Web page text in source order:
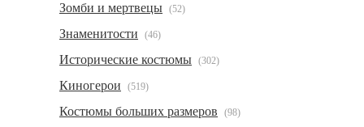
Зомби и мертвецы (52)
Знаменитости (46)
Исторические костюмы (302)
Киногерои (519)
Костюмы больших размеров (98)